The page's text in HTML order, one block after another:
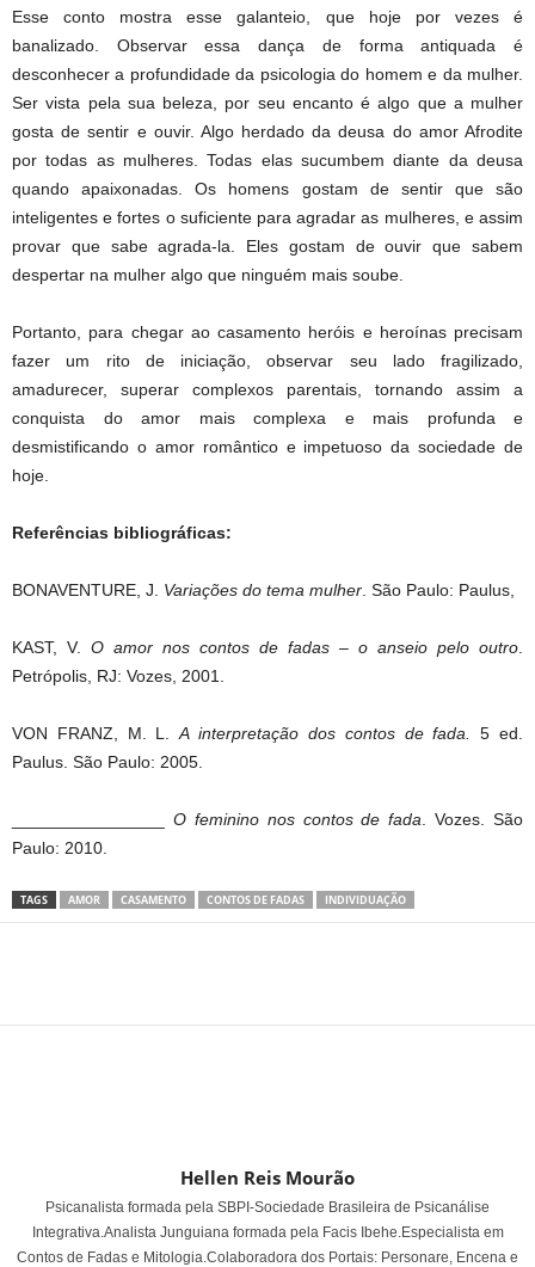
Esse conto mostra esse galanteio, que hoje por vezes é
banalizado. Observar essa dança de forma antiquada é
desconhecer a profundidade da psicologia do homem e da mulher.
Ser vista pela sua beleza, por seu encanto é algo que a mulher
gosta de sentir e ouvir. Algo herdado da deusa do amor Afrodite
por todas as mulheres. Todas elas sucumbem diante da deusa
quando apaixonadas. Os homens gostam de sentir que são
inteligentes e fortes o suficiente para agradar as mulheres, e assim
provar que sabe agrada-la. Eles gostam de ouvir que sabem
despertar na mulher algo que ninguém mais soube.
Portanto, para chegar ao casamento heróis e heroínas precisam
fazer um rito de iniciação, observar seu lado fragilizado,
amadurecer, superar complexos parentais, tornando assim a
conquista do amor mais complexa e mais profunda e
desmistificando o amor romântico e impetuoso da sociedade de
hoje.
Referências bibliográficas:
BONAVENTURE, J. Variações do tema mulher. São Paulo: Paulus,
KAST, V. O amor nos contos de fadas – o anseio pelo outro.
Petrópolis, RJ: Vozes, 2001.
VON FRANZ, M. L.A interpretação dos contos de fada.5 ed.
Paulus. São Paulo: 2005.
O feminino nos contos de fada. Vozes. São
Paulo: 2010.
TAGS AMOR CASAMENTO CONTOS DE FADAS INDIVIDUAÇÃO
Hellen Reis Mourão
Psicanalista formada pela SBPI-Sociedade Brasileira de Psicanálise
Integrativa.Analista Junguiana formada pela Facis Ibehe.Especialista em
Contos de Fadas e Mitologia.Colaboradora dos Portais: Personare, Encena e